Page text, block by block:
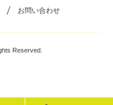
お問い合わせ
Reserved.